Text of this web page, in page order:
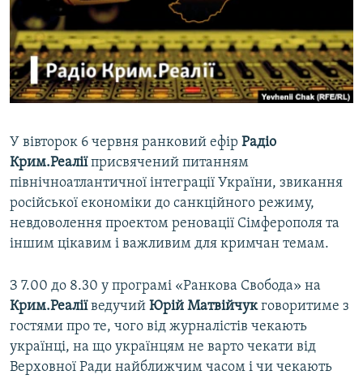
ДЕПОРТАЦІЯ
ВІДЕОУРОКИ «ELIFBE»
СВІДЧЕННЯ ОКУПАЦІЇ
УКРАЇНСЬКА ПРОБЛЕМА КРИМУ
ЯК ОБІЙТИ БЛОКУВАННЯ
Русский
Qırımtatar
Усі сайти RFE/RL
У вівторок 6 червня ранковий ефір Радіо
Крим.Реаліїприсвячений питанням
північноатлантичної інтеграції України, звикання
російської економіки до санкційного режиму,
невдоволення проектом реновації Сімферополя та
іншим цікавим і важливим для кримчан темам.
З 7.00 до 8.30 у програмі «Ранкова Свобода» на
Крим.Реаліїведучий Юрій Матвійчукговоритиме з
гостями про те, чого від журналістів чекають
українці, на що українцям не варто чекати від
Верховної Ради найближчим часом і чи чекають